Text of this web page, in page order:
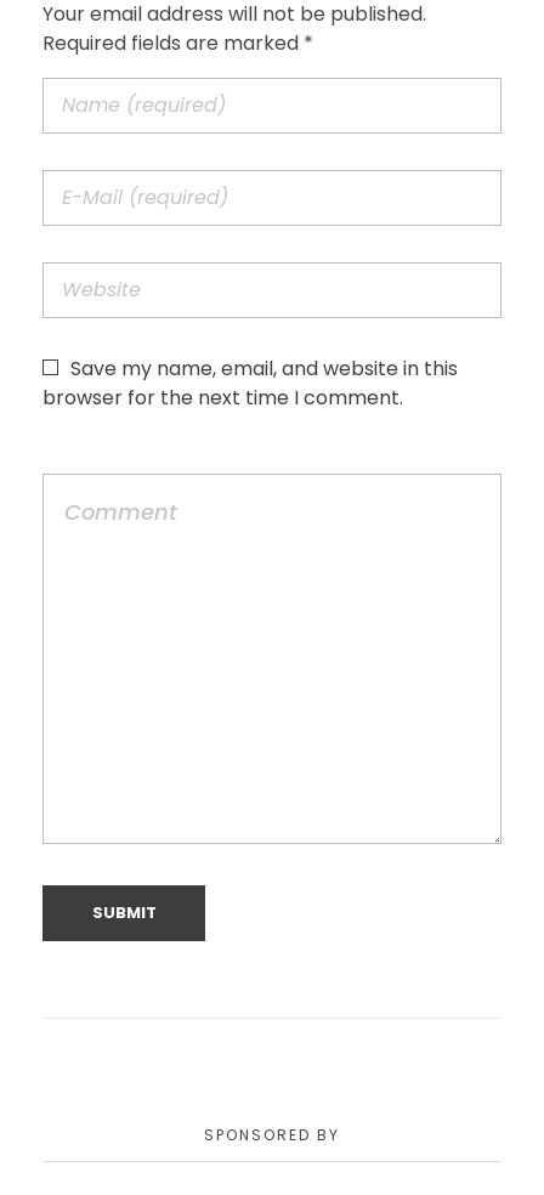
Your email address will not be published.
Required fields are marked *
Save my name, email, and website in this
browser for the next time I comment.
SPONSORED BY